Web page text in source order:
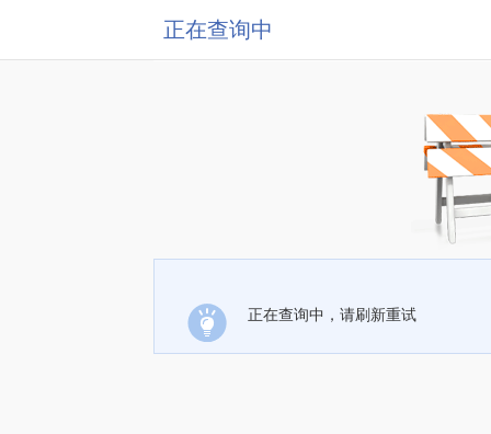
正在查询中
正在查询中，请刷新重试